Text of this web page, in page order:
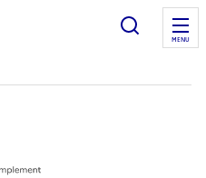
Ouvrir
MENU